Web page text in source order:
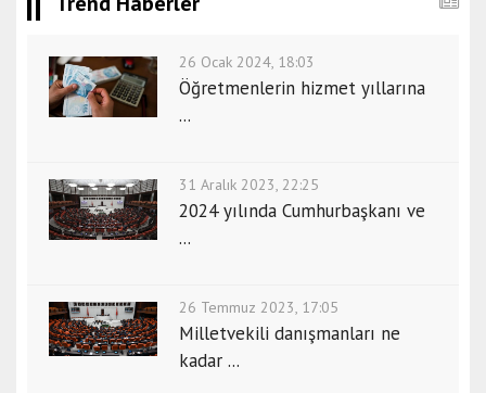
26 Ocak 2024, 18:03
Öğretmenlerin hizmet yıllarına
...
31 Aralık 2023, 22:25
2024 yılında Cumhurbaşkanı ve
...
26 Temmuz 2023, 17:05
Milletvekili danışmanları ne
kadar ...